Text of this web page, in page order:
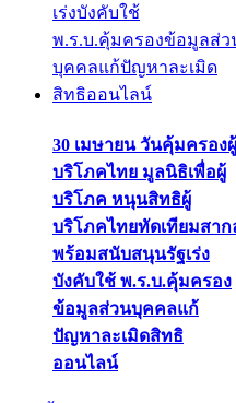
30 เมษายน วันคุ้มครองผู้
บริโภคไทย มูลนิธิเพื่อผู้
บริโภค หนุนสิทธิผู้
บริโภคไทยทัดเทียมสาก
พร้อมสนับสนุนรัฐเร่ง
บังคับใช้ พ.ร.บ.คุ้มครอง
ข้อมูลส่วนบุคคลแก้
ปัญหาละเมิดสิทธิ
ออนไลน์